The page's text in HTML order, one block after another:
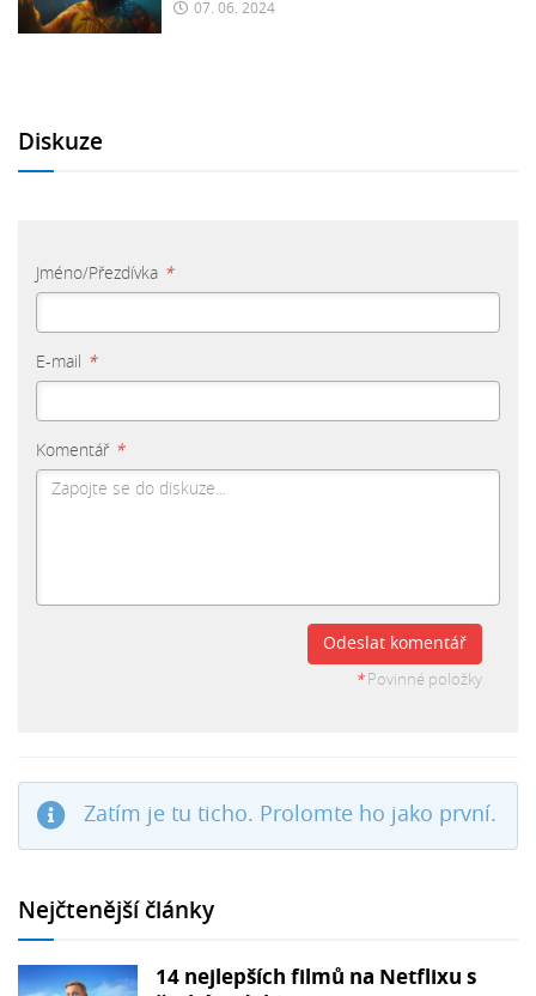
07. 06. 2024
Diskuze
Jméno/Přezdívka *
E-mail *
Komentář *
Odeslat komentář
*Povinné položky
Zatím je tu ticho. Prolomte ho jako první.
Nejčtenější články
14 nejlepších filmů na Netflixu s